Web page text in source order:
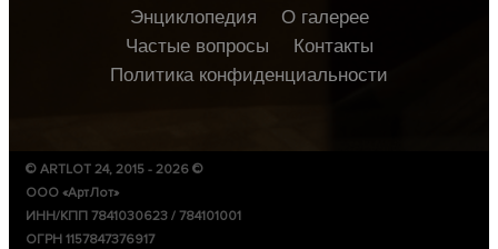
Энциклопедия
О галерее
Частые вопросы
Контакты
Политика конфиденциальности
© ARTLOT 24, 2015 - 2026 ©
ООО «АртЛот»
ИНН/КПП 7841030623 / 784101001
ОГРН 1157847376917